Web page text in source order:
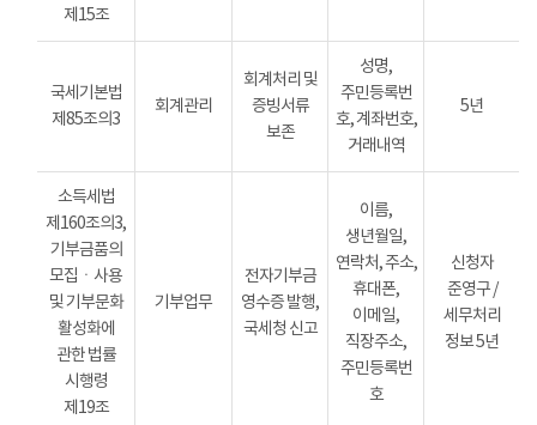
제15조
국세기본법
제85조의3
회계관리
회계처리 및
증빙서류
보존
성명,
주민등록번
호, 계좌번호,
거래내역
5년
소득세법
제160조의3,
기부금품의
모집ㆍ사용
및 기부문화
활성화에
관한 법률
시행령
제19조
기부업무
전자기부금
영수증 발행,
국세청 신고
이름,
생년월일,
연락처, 주소,
휴대폰,
이메일,
직장주소,
주민등록번
호
신청자
준영구 /
세무처리
정보 5년